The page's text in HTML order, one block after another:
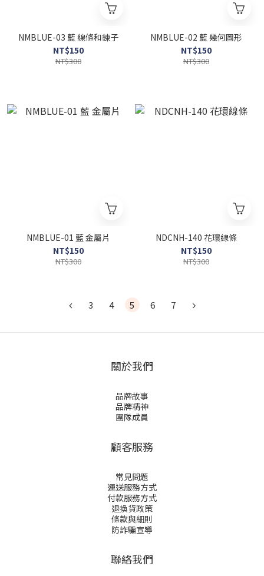
NMBLUE-03 藍 線條和鍊子
NT$150
NT$300
NMBLUE-02 藍 幾何圖形
NT$150
NT$300
NMBLUE-01 藍 金屬片
NT$150
NT$300
NDCNH-140 花環線條
NT$150
NT$300
3 4 5 6 7
關於我們
品牌故事
品牌精神
團隊成員
顧客服務
常見問題
運送服務方式
付款服務方式
退換貨政策
條款與細則
防詐騙宣導
聯絡我們